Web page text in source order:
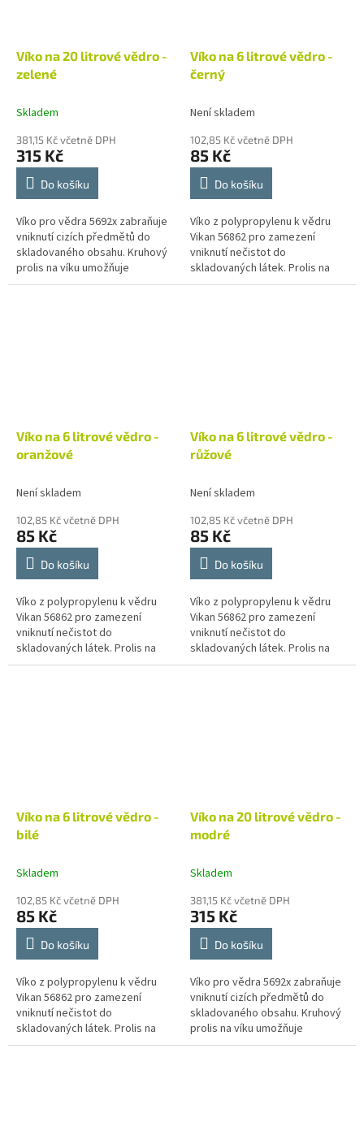
Víko na 20 litrové vědro -
zelené
Skladem
381,15 Kč včetně DPH
315 Kč
Do košíku
Víko pro vědra 5692x zabraňuje
vniknutí cizích předmětů do
skladovaného obsahu. Kruhový
prolis na víku umožňuje
stohování věder. Vikan je přední
Víko na 6 litrové vědro -
černý
Není skladem
102,85 Kč včetně DPH
85 Kč
Do košíku
Víko z polypropylenu k vědru
Vikan 56862 pro zamezení
vniknutí nečistot do
skladovaných látek. Prolis na
víku umožňuje stohování věder.
Víko na 6 litrové vědro -
oranžové
Není skladem
102,85 Kč včetně DPH
85 Kč
Do košíku
Víko z polypropylenu k vědru
Vikan 56862 pro zamezení
vniknutí nečistot do
skladovaných látek. Prolis na
víku umožňuje stohování věder.
Víko na 6 litrové vědro -
růžové
Není skladem
102,85 Kč včetně DPH
85 Kč
Do košíku
Víko z polypropylenu k vědru
Vikan 56862 pro zamezení
vniknutí nečistot do
skladovaných látek. Prolis na
víku umožňuje stohování věder.
Víko na 6 litrové vědro -
bilé
Skladem
102,85 Kč včetně DPH
85 Kč
Do košíku
Víko z polypropylenu k vědru
Vikan 56862 pro zamezení
vniknutí nečistot do
skladovaných látek. Prolis na
víku umožňuje stohování věder.
Víko na 20 litrové vědro -
modré
Skladem
381,15 Kč včetně DPH
315 Kč
Do košíku
Víko pro vědra 5692x zabraňuje
vniknutí cizích předmětů do
skladovaného obsahu. Kruhový
prolis na víku umožňuje
stohování věder. Vikan je přední